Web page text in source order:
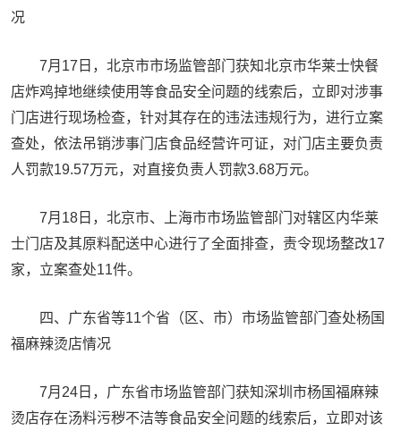
况
7月17日，北京市市场监管部门获知北京市华莱士快餐
店炸鸡掉地继续使用等食品安全问题的线索后，立即对涉事
门店进行现场检查，针对其存在的违法违规行为，进行立案
查处，依法吊销涉事门店食品经营许可证，对门店主要负责
人罚款19.57万元，对直接负责人罚款3.68万元。
7月18日，北京市、上海市市场监管部门对辖区内华莱
士门店及其原料配送中心进行了全面排查，责令现场整改17
家，立案查处11件。
四、广东省等11个省（区、市）市场监管部门查处杨国
福麻辣烫店情况
7月24日，广东省市场监管部门获知深圳市杨国福麻辣
烫店存在汤料污秽不洁等食品安全问题的线索后，立即对该